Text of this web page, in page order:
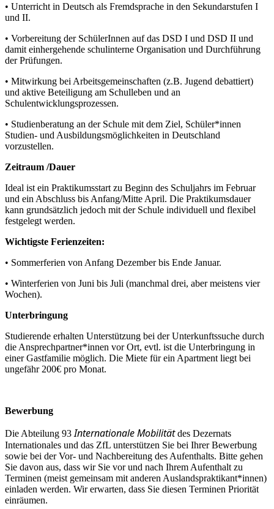
• Unterricht in Deutsch als Fremdsprache in den Sekundarstufen I
und II.
• Vorbereitung der SchülerInnen auf das DSD I und DSD II und
damit einhergehende schulinterne Organisation und Durchführung
der Prüfungen.
• Mitwirkung bei Arbeitsgemeinschaften (z.B. Jugend debattiert)
und aktive Beteiligung am Schulleben und an
Schulentwicklungsprozessen.
• Studienberatung an der Schule mit dem Ziel, Schüler*innen
Studien- und Ausbildungsmöglichkeiten in Deutschland
vorzustellen.
Zeitraum /Dauer
Ideal ist ein Praktikumsstart zu Beginn des Schuljahrs im Februar
und ein Abschluss bis Anfang/Mitte April. Die Praktikumsdauer
kann grundsätzlich jedoch mit der Schule individuell und flexibel
festgelegt werden.
Wichtigste Ferienzeiten:
• Sommerferien von Anfang Dezember bis Ende Januar.
• Winterferien von Juni bis Juli (manchmal drei, aber meistens vier
Wochen).
Unterbringung
Studierende erhalten Unterstützung bei der Unterkunftssuche durch
die Ansprechpartner*innen vor Ort, evtl. ist die Unterbringung in
einer Gastfamilie möglich. Die Miete für ein Apartment liegt bei
ungefähr 200€ pro Monat.
Bewerbung
Die Abteilung 93 Internationale Mobilitätdes Dezernats
Internationales und das ZfL unterstützen Sie bei Ihrer Bewerbung
sowie bei der Vor- und Nachbereitung des Aufenthalts. Bitte gehen
Sie davon aus, dass wir Sie vor und nach Ihrem Aufenthalt zu
Terminen (meist gemeinsam mit anderen Auslandspraktikant*innen)
einladen werden. Wir erwarten, dass Sie diesen Terminen Priorität
einräumen.